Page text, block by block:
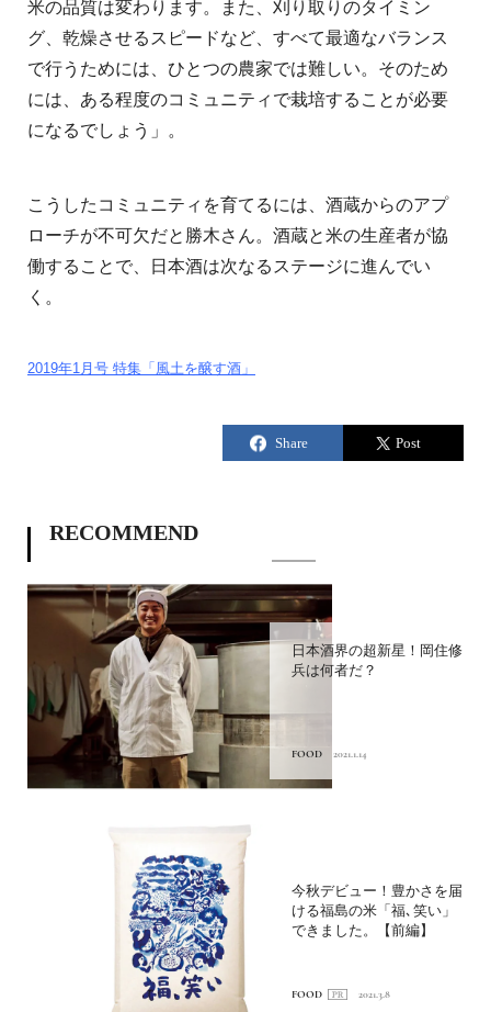
米の品質は変わります。また、刈り取りのタイミン
グ、乾燥させるスピードなど、すべて最適なバランス
で行うためには、ひとつの農家では難しい。そのため
には、ある程度のコミュニティで栽培することが必要
になるでしょう」。
こうしたコミュニティを育てるには、酒蔵からのアプ
ローチが不可欠だと勝木さん。酒蔵と米の生産者が協
働することで、日本酒は次なるステージに進んでい
く。
2019年1月号 特集「風土を醸す酒」
RECOMMEND
日本酒界の超新星！岡住修
兵は何者だ？
FOOD 2021.1.14
今秋デビュー！豊かさを届
ける福島の米「福､笑い」
できました。【前編】
FOOD 2021.3.8